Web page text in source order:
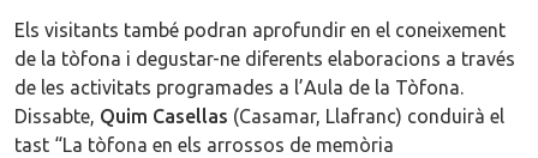
Els visitants també podran aprofundir en el coneixement
de la tòfona i degustar-ne diferents elaboracions a través
de les activitats programades a l’Aula de la Tòfona.
Dissabte, Quim Casellas (Casamar, Llafranc) conduirà el
tast “La tòfona en els arrossos de memòria